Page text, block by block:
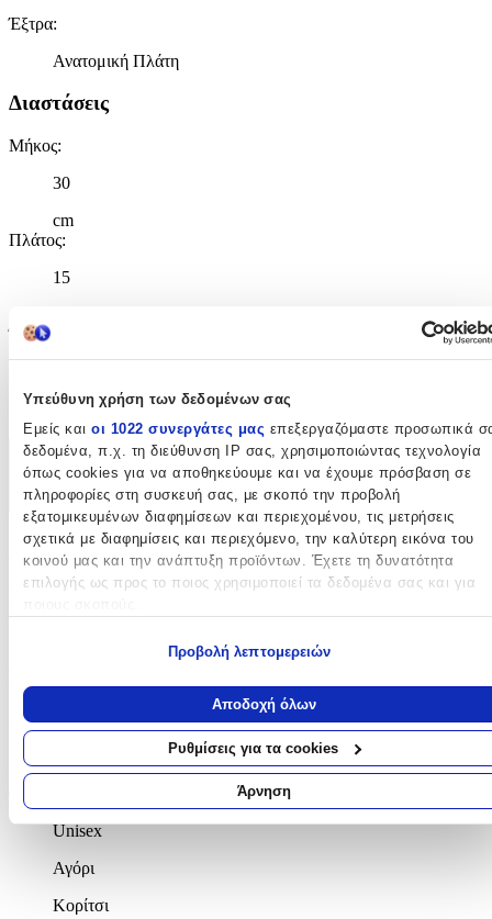
Υπεύθυνη χρήση των δεδομένων σας
Εμείς και οι 1022 συνεργάτες μας επεξεργαζόμαστε προσωπικά
δεδομένα, π.χ. τη διεύθυνση IP σας, χρησιμοποιώντας τεχνολογία
όπως cookies για να αποθηκεύουμε και να έχουμε πρόσβαση σε
πληροφορίες στη συσκευή σας, με σκοπό την προβολή
εξατομικευμένων διαφημίσεων και περιεχομένου, τις μετρήσεις
σχετικά με διαφημίσεις και περιεχόμενο, την καλύτερη εικόνα του
κοινού μας και την ανάπτυξη προϊόντων. Έχετε τη δυνατότητα
επιλογής ως προς το ποιος χρησιμοποιεί τα δεδομένα σας και για
Εάν μας επιτρέπετε, θα θέλαμε επίσης:
τοποθεσία, οι οποίες μπορεί να είναι ακριβείς σε απόσταση
Να αναγνωρίσουμε τη συσκευή σας σαρώνοντας ενεργά για
συγκεκριμένα χαρακτηριστικά (δακτυλικό αποτύπωμα)
Μάθετε περισσότερα σχετικά με τον τρόπο επεξεργασίας των
προσωπικών σας δεδομένων και καθορίστε τις προτιμήσεις σας
ενότητα “Λεπτομέρειες”
Χρησιμοποιούμε cookies ώστε η τοποθεσία μας να λειτουργεί
Προβολή λεπτομερειών
Αποδοχή όλων
Ρυθμίσεις για τα cookies
Άρνηση
Έξτρα:
Ανατομική Πλάτη
Διαστάσεις
Μήκος:
30
cm
Πλάτος:
15
Ύψος:
cm
Χαρακτηριστικά
+
Χαρακτηριστικά
Κατασκευαστής
Χρώμα:
Unisex
Αγόρι
Κορίτσι